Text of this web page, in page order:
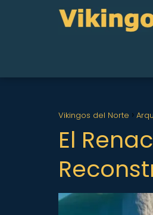
Vikingos del Norte
El